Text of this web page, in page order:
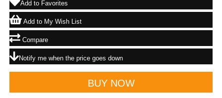
Add to Favorites
Add to My Wish List
Compare
Notify me when the price goes down